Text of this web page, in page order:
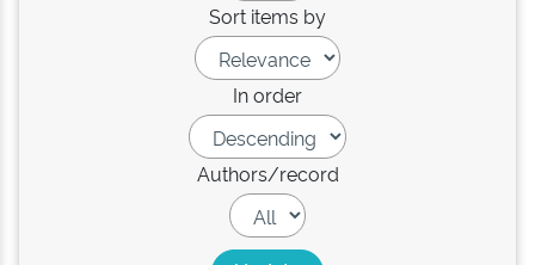
Sort items by
In order
Authors/record